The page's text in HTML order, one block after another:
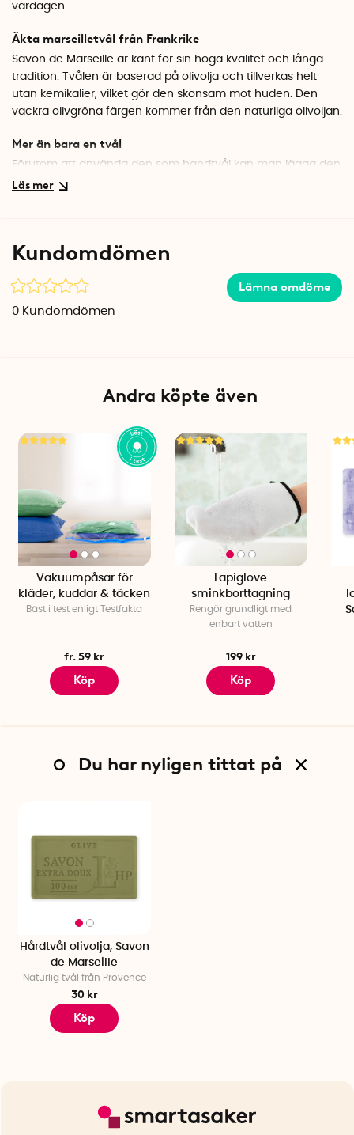
vardagen.
Äkta marseilletvål från Frankrike
Savon de Marseille är känt för sin höga kvalitet och långa
tradition. Tvålen är baserad på olivolja och tillverkas helt
utan kemikalier, vilket gör den skonsam mot huden. Den
vackra olivgröna färgen kommer från den naturliga olivoljan.
Mer än bara en tvål
Förutom att använda den som handtvål kan man lägga den
i garderoben eller en byrålåda för att sprida en fin doft
Specifikationer
Mått: 8,5 x 5 x 2,5 cm
Material: Naturtvål med olivolja
Kundomdömen
Lämna omdöme
0 Kundomdömen
Andra köpte även
Vakuumpåsar för
kläder, kuddar & täcken
Bäst i test enligt Testfakta
fr. 59 kr
Köp
Lapiglove
sminkborttagning
Rengör grundligt med
enbart vatten
199 kr
Köp
Du har nyligen tittat på
Hårdtvål olivolja, Savon
de Marseille
Naturlig tvål från Provence
30 kr
Köp